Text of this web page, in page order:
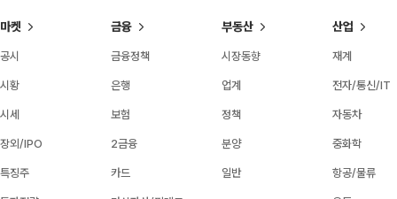
마켓
공시
시황
시세
장외/IPO
특징주
금융
금융정책
은행
보험
2금융
카드
부동산
시장동향
업계
정책
분양
일반
산업
재계
전자/통신/IT
자동차
중화학
항공/물류